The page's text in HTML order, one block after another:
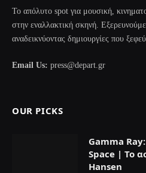
Το απόλυτο spot για μουσική,
στην εναλλακτική σκηνή.
αναδεικνύοντας δημιουργίες που
Email Us: press@depart.gr
OUR PICKS
Gamma
Space | Το
Hansen